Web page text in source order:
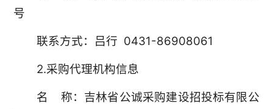
号
联系方式：吕行 0431-86908061
2.采购代理机构信息
名 称：吉林省公诚采购建设招投标有限公